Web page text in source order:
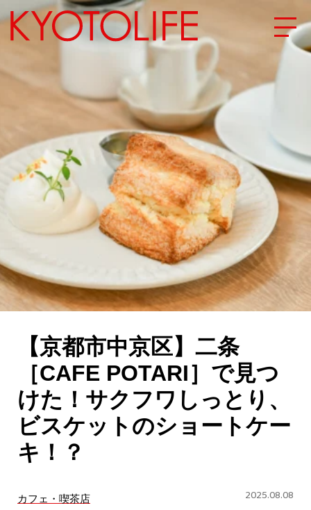
エリアから探す
地図から探す
カテゴリーから探す
SPECIAL
NEW OPEN
SERIES
CULTURE
ABOUT US
Instagram
チケットプレゼント応募
【京都市中京区】二条
［CAFE POTARI］で見つ
けた！サクフワしっとり、
ビスケットのショートケー
キ！？
カフェ・喫茶店 2025.08.08